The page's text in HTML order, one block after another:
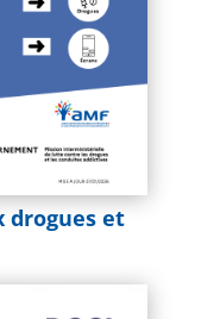
drogues et